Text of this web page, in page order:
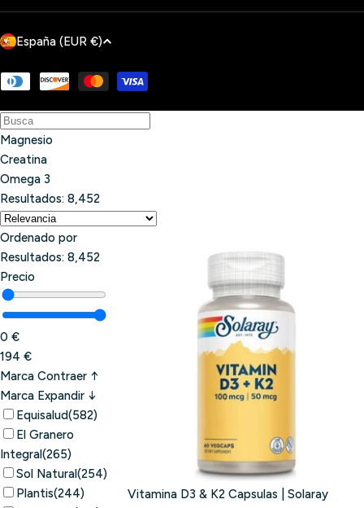
P
í
s
/
r
e
g
i
ó
n
España (EUR €)
Métodos
pago
Magnesio
Creatina
Omega 3
Resultados: 8,452
Ordenado por
Resultados: 8,452
Precio
0 €
194 €
Marca Contraer ↑
Marca Expandir ↓
Equisalud(582)
El Granero
Integral(265)
Sol Natural(254)
Plantis(244)
Vitamina D3 & K2 Capsulas | Solaray